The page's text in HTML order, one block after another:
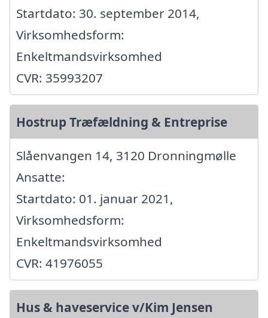
Startdato: 30. september 2014,
Virksomhedsform:
Enkeltmandsvirksomhed
CVR: 35993207
Hostrup Træfældning & Entreprise
Slåenvangen 14, 3120 Dronningmølle
Ansatte:
Startdato: 01. januar 2021,
Virksomhedsform:
Enkeltmandsvirksomhed
CVR: 41976055
Hus & haveservice v/Kim Jensen